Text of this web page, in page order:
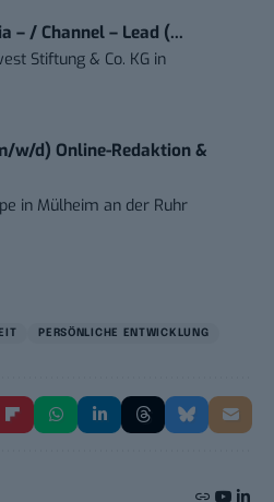
– / Channel – Lead (...
Stiftung & Co. KG in
w/d) Online-Redaktion &
in Mülheim an der Ruhr
PERSÖNLICHE ENTWICKLUNG